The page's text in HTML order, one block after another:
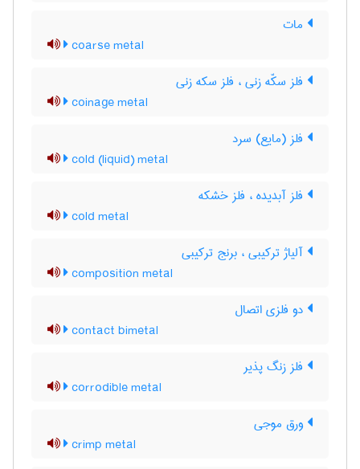
مات
coarse metal
فلز سکّه زنی ، فلز سکه زنی
coinage metal
فلز (مایع) سرد
cold (liquid) metal
فلز آبدیده ، فلز خشکه
cold metal
آلیاژ ترکیبی ، برنج ترکیبی
composition metal
دو فلزی اتصال
contact bimetal
فلز زنگ پذیر
corrodible metal
ورق موجی
crimp metal